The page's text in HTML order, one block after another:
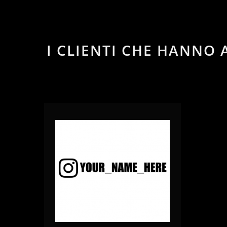
remove add remove
I CLIENTI CHE HANNO